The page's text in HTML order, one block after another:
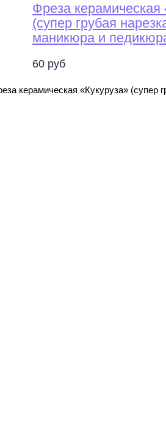
Фреза керамическая
(супер грубая
маникюра и
60 руб
керамическая «Кукуруза» (супер